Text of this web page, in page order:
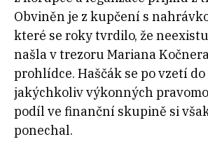
Obviněn je z kupčení s
které se roky tvrdilo, že
našla v trezoru Mariana
prohlídce. Haščák se po vzetí
jakýchkoliv výkonných
podíl ve finanční skupině si
ponechal.